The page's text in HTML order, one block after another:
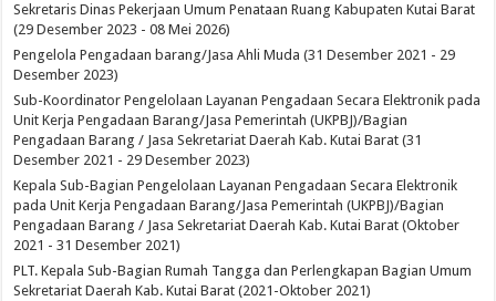
Sekretaris Dinas Pekerjaan Umum Penataan Ruang Kabupaten Kutai Barat
(29 Desember 2023 - 08 Mei 2026)
Pengelola Pengadaan barang/Jasa Ahli Muda (31 Desember 2021 - 29
Desember 2023)
Sub-Koordinator Pengelolaan Layanan Pengadaan Secara Elektronik pada
Unit Kerja Pengadaan Barang/Jasa Pemerintah (UKPBJ)/Bagian
Pengadaan Barang / Jasa Sekretariat Daerah Kab. Kutai Barat (31
Desember 2021 - 29 Desember 2023)
Kepala Sub-Bagian Pengelolaan Layanan Pengadaan Secara Elektronik
pada Unit Kerja Pengadaan Barang/Jasa Pemerintah (UKPBJ)/Bagian
Pengadaan Barang / Jasa Sekretariat Daerah Kab. Kutai Barat (Oktober
2021 - 31 Desember 2021)
PLT. Kepala Sub-Bagian Rumah Tangga dan Perlengkapan Bagian Umum
Sekretariat Daerah Kab. Kutai Barat (2021-Oktober 2021)